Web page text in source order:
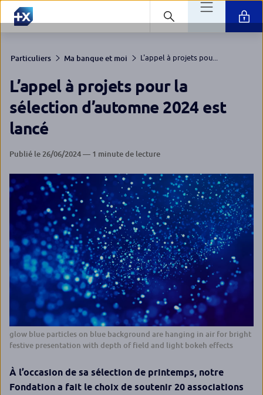
Particuliers Ma banque et moi L'appel à projets pou...
L’appel à projets pour la
sélection d’automne 2024 est
lancé
Publié le 26/06/2024 — 1 minute de lecture
glow blue particles on blue background are hanging in air for bright
festive presentation with depth of field and light bokeh effects
À l’occasion de sa sélection de printemps, notre
Fondation a fait le choix de soutenir 20 associations